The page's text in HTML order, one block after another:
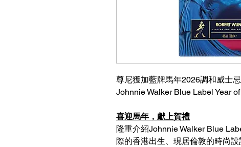
尊尼獲加藍牌馬年2026調和威士
Johnnie Walker Blue Label Year
喜迎馬年，獻上賀禮
隆重介紹Johnnie Walker Blue
際的香港出生、現居倫敦的時尚設